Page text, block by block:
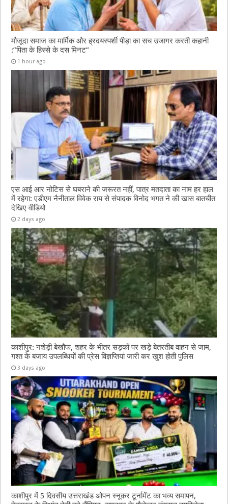
मौजूदा समाज का मार्मिक और ह्रदयस्पर्शी पीड़ा का सच उजागर करती कहानी
:”पिता के हिस्से के दस मिनट”
1 hour ago
एस आई आर नोटिस से घबराने की जरूरत नहीं, पात्र मतदाता का नाम हर हाल
में रहेगा: एडीएम नैनीताल विवेक राय से संपादक विनोद भगत ने की खास बातचीत
देखिए वीडियो
2 days ago
काशीपुर: नशेड़ी बेखौफ, शहर के भीतर सड़कों पर खड़े बेतरतीब वाहन से जाम,
गश्त के बजाय उपलब्धियों की प्रेस विज्ञप्तियां जारी कर खुश होती पुलिस
3 days ago
काशीपुर में 5 दिवसीय उत्तराखंड ओपन स्नूकर टूर्नामेंट का भव्य समापन,